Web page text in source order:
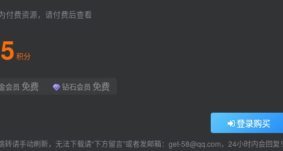
付费资源，请付费后查看
积分
会员 免费 钻石会员 免费
登录购买
转请手动刷新，无法下载请“下方留言”或者发邮箱：get-58@qq.com，24小时内会回复！